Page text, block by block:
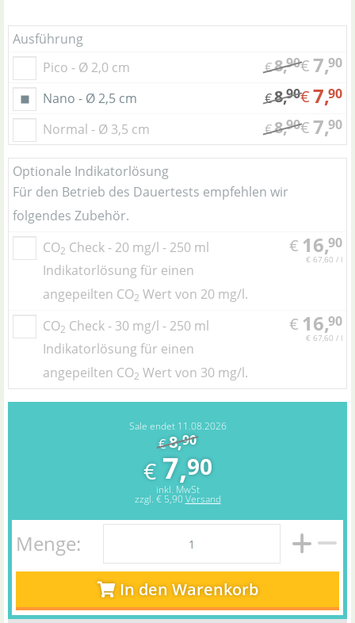
Ausführung
Pico - Ø 2,0 cm
€8,90€7,90
Nano - Ø 2,5 cm €8,90€7,90
Normal - Ø 3,5 cm €8,90€7,90
Optionale Indikatorlösung
Für den Betrieb des Dauertests empfehlen wir
folgendes Zubehör.
CO2 Check - 20 mg/l - 250 ml
Indikatorlösung für einen
angepeilten CO2 Wert von 20 mg/l.
€ 16,90
€ 67,60 / l
CO2 Check - 30 mg/l - 250 ml
Indikatorlösung für einen
angepeilten CO2 Wert von 30 mg/l.
€ 16,90
€ 67,60 / l
Sale endet 11.08.2026
€8,90
€ 7,90
inkl. MwSt
zzgl. € 5,90 Versand
Menge:
In den Warenkorb